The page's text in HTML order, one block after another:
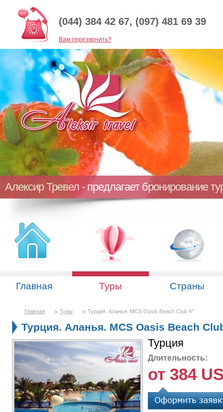
(044) 384 42 67, (097) 481 69 39
Baм перезвонить?
Алексир Тревел - предлагает бронирование
Главная Туры Страны
Главная Туры Турция. Аланья. MCS Oasis Beach Club 4*
Турция. Аланья. MCS Oasis Beach
Турция
Длительность:
от 384